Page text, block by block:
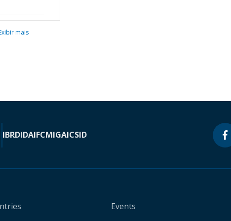
mais
IBRDIDAIFCMIGAICSID
Events